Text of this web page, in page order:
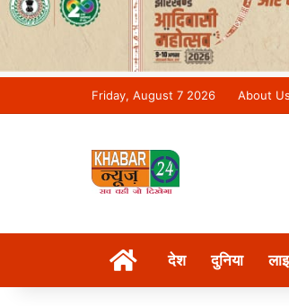
Friday, August 7 2026 About Us
Khabar 24 News Tv
देश दुनिया